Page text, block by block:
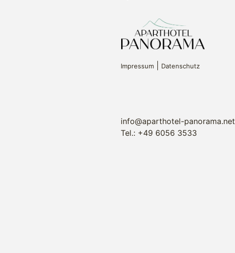
Impressum Datenschutz
info@aparthotel-panorama.net
Tel.: +49 6056 3533